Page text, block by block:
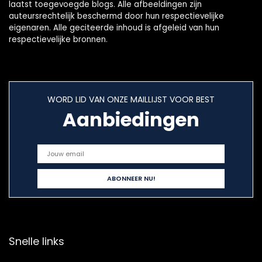
laatst toegevoegde blogs. Alle afbeeldingen zijn
auteursrechtelijk beschermd door hun respectievelijke
eigenaren. Alle geciteerde inhoud is afgeleid van hun
respectievelijke bronnen.
WORD LID VAN ONZE MAILLIJST VOOR BEST
Aanbiedingen
Snelle links